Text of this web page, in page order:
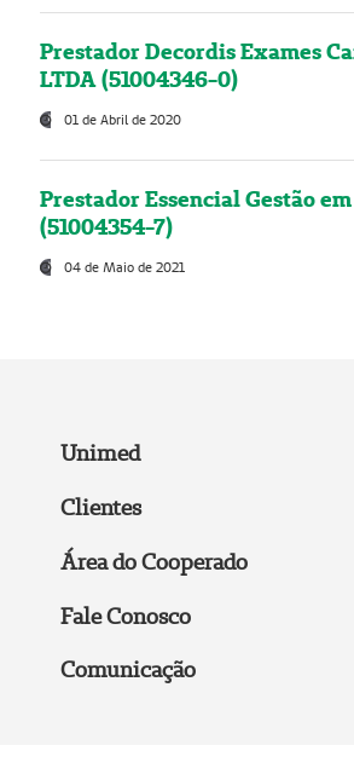
Prestador Decordis Exames
LTDA (51004346-0)
01 de Abril de 2020
Prestador Essencial Gestão
(51004354-7)
04 de Maio de 2021
Unimed
Clientes
Área do Cooperado
Fale Conosco
Comunicação